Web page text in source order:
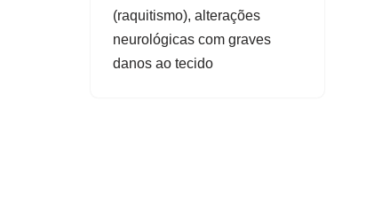
(raquitismo), alterações
neurológicas com graves
danos ao tecido